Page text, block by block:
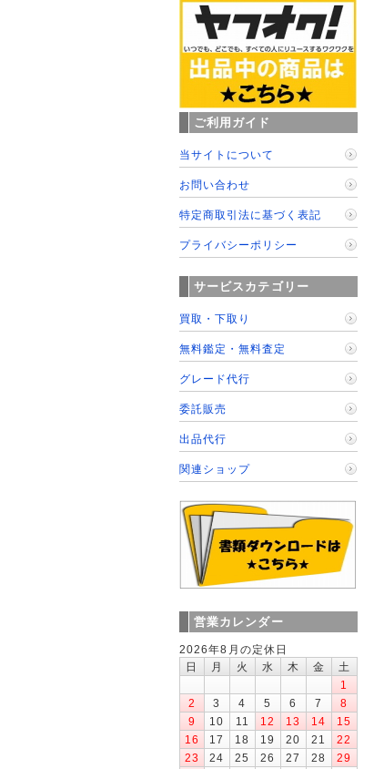
ご利用ガイド
当サイトについて
お問い合わせ
特定商取引法に基づく表記
プライバシーポリシー
サービスカテゴリー
買取・下取り
無料鑑定・無料査定
グレード代行
委託販売
出品代行
関連ショップ
営業カレンダー
2026年8月の定休日
日
月 火 水 木 金
土
1
2
3 4 5 6 7
8
9
10 11 12 13 14
15
16
17 18 19 20 21
22
23
24 25 26 27 28
29